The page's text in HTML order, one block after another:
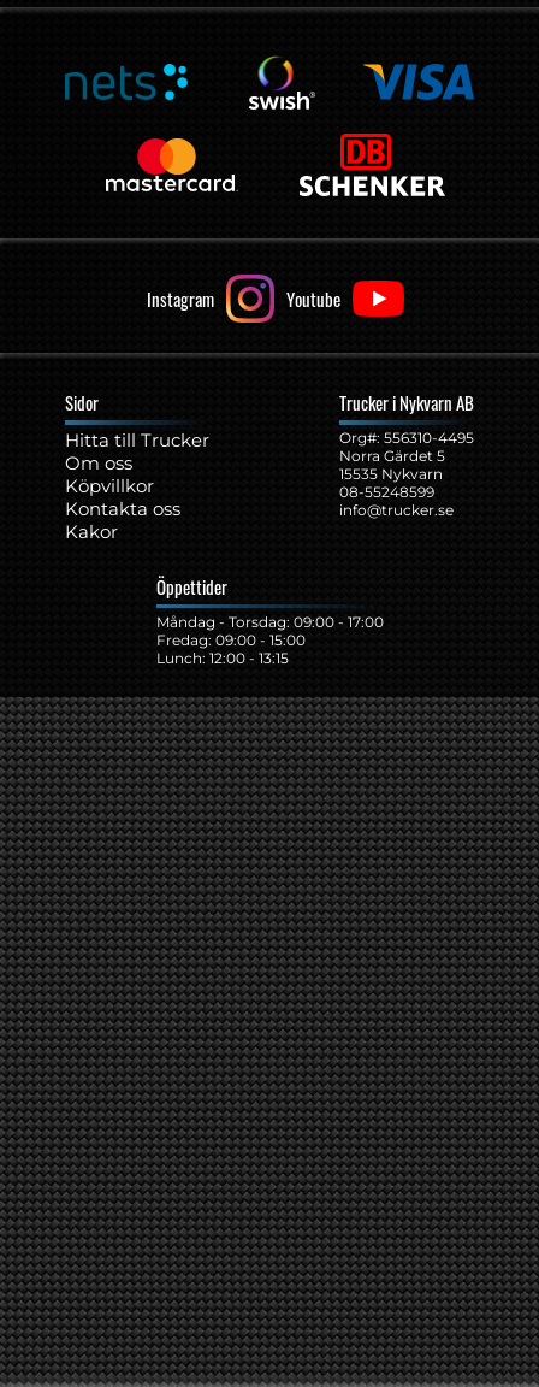
Instagram Youtube
Sidor
Hitta till Trucker
Om oss
Köpvillkor
Kontakta oss
Kakor
Trucker i Nykvarn AB
Org#: ‍556310-4495
Norra Gärdet 5
15535 Nykvarn
08-55248599
info@trucker.se
Öppettider
Måndag - Torsdag: 09:00 - 17:00
Fredag: 09:00 - 15:00
Lunch: 12:00 - 13:15